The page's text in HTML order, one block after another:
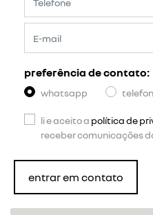
preferência de contato:
whatsapp
li e aceito a política de
receber comunicações
entrar em contato